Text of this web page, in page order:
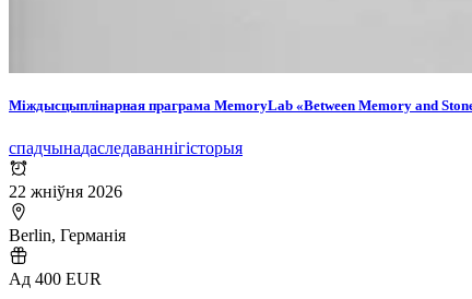
Міждысцыплінарная праграма MemoryLab «Between Memory and
спадчынадаследаваннігісторыя
22 жніўня 2026
Berlin, Германія
Ад 400 EUR